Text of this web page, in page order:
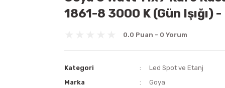
1861-8 3000 K (Gün Işığı)
0.0 Puan - 0 Yorum
Kategori
Led Spot ve Etanj
Marka
Goya